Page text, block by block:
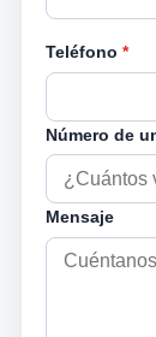
Teléfono *
Número de
Mensaje